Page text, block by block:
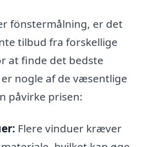
fönstermålning, er det
tilbud fra forskellige
at finde det bedste
nogle af de væsentlige
påvirke prisen:
Flere vinduer kræver